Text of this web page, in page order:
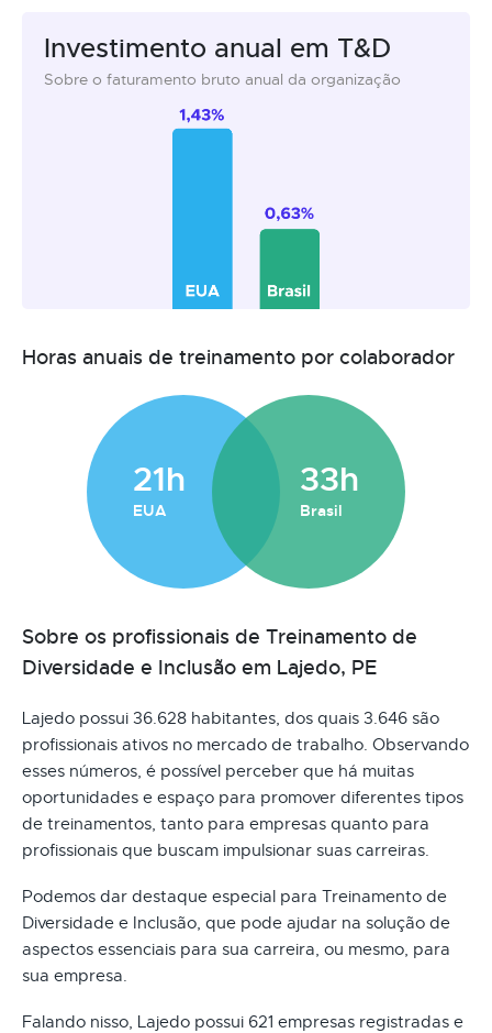
Investimento anual em T&D
Sobre o faturamento bruto anual da organização
Horas anuais de treinamento por colaborador
21h
EUA
33h
Brasil
Sobre os profissionais de Treinamento de
Diversidade e Inclusão em Lajedo, PE
Lajedo possui 36.628 habitantes, dos quais 3.646 são
profissionais ativos no mercado de trabalho. Observando
esses números, é possível perceber que há muitas
oportunidades e espaço para promover diferentes tipos
de treinamentos, tanto para empresas quanto para
profissionais que buscam impulsionar suas carreiras.
Podemos dar destaque especial para Treinamento de
Diversidade e Inclusão, que pode ajudar na solução de
aspectos essenciais para sua carreira, ou mesmo, para
sua empresa.
Falando nisso, Lajedo possui 621 empresas registradas e